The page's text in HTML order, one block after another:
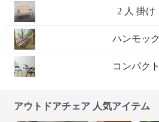
2 人 掛け
ハンモック
コンパクト
アウトドアチェア 人気アイテム